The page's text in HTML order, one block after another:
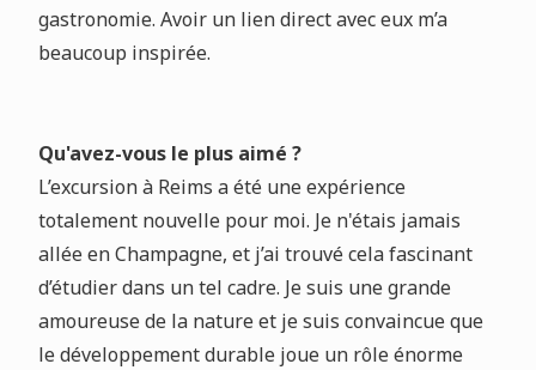
gastronomie. Avoir un lien direct avec eux m’a
beaucoup inspirée.
Qu'avez-vous le plus aimé ?
L’excursion à Reims a été une expérience
totalement nouvelle pour moi. Je n'étais jamais
allée en Champagne, et j’ai trouvé cela fascinant
d’étudier dans un tel cadre. Je suis une grande
amoureuse de la nature et je suis convaincue que
le développement durable joue un rôle énorme